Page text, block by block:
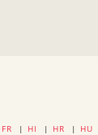
FR | HI | HR | HU